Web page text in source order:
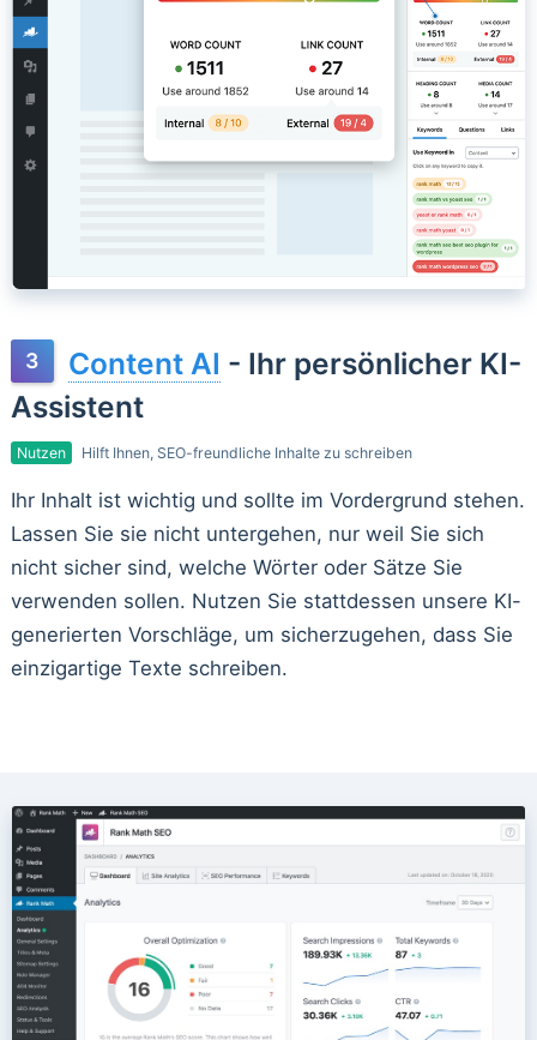
Content AI - Ihr persönlicher KI-
Assistent
Nutzen Hilft Ihnen, SEO-freundliche Inhalte zu schreiben
Ihr Inhalt ist wichtig und sollte im Vordergrund stehen.
Lassen Sie sie nicht untergehen, nur weil Sie sich
nicht sicher sind, welche Wörter oder Sätze Sie
verwenden sollen. Nutzen Sie stattdessen unsere KI-
generierten Vorschläge, um sicherzugehen, dass Sie
einzigartige Texte schreiben.